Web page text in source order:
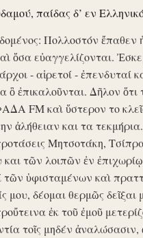
παίδας δ’ εν
Πολλοστόν
ὅσα εὐαγγελίζονται.
- αἱρετοί - ἐπενδυταί
ὃ ἐπικαλοῦνται. Δῆλον
FM καὶ ὕστερον το
ἀλήθειαν και τα
Μητσοτάκη,
τῶν λοιπῶν ἐν
τῶν ὑφισταμένων καὶ
μου, δέομαι θερμῶς
ἐκ τοῦ ἐμοῦ
τοῖς μηδέν